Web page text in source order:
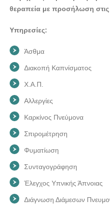
ΜΕΛΑΧΡΟΙΝΙΔΟΥ ΜΥΡΣΙΝΗ -
θεραπεία με προσήλωση στις
Υπηρεσίες:
Άσθμα
Διακοπή Καπνίσματος
Χ.Α.Π.
Αλλεργίες
Καρκίνος Πνεύμονα
Σπιρομέτρηση
Φυματίωση
Συνταγογράφηση
Έλεγχος Υπνικής Άπνοιας
Διάγνωση Διάμεσων